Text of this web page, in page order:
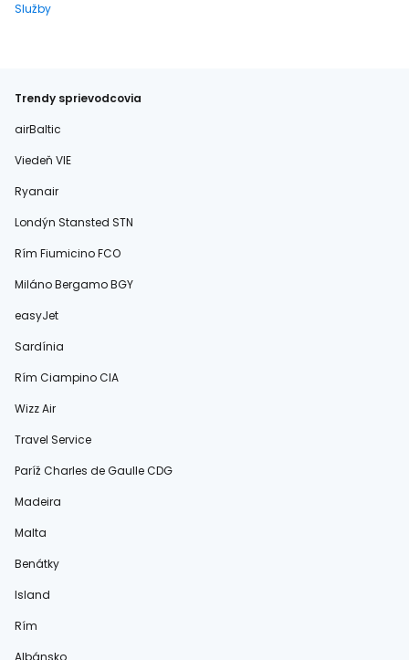
Služby
Trendy sprievodcovia
airBaltic
Viedeň VIE
Ryanair
Londýn Stansted STN
Rím Fiumicino FCO
Miláno Bergamo BGY
easyJet
Sardínia
Rím Ciampino CIA
Wizz Air
Travel Service
Paríž Charles de Gaulle CDG
Madeira
Malta
Benátky
Island
Rím
Albánsko